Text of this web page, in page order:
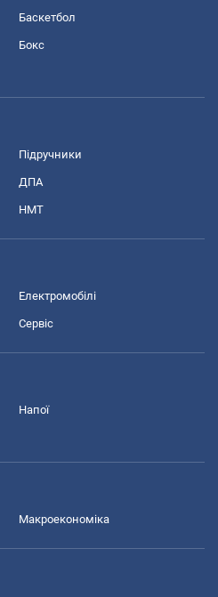
Баскетбол
Бокс
Підручники
ДПА
НМТ
Електромобілі
Сервіс
Напої
Макроекономіка